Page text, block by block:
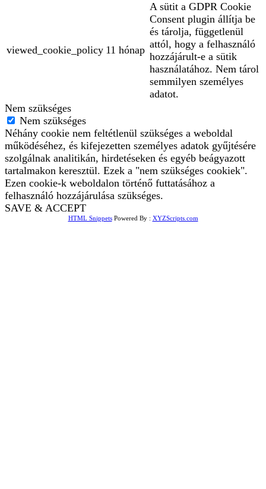
viewed_cookie_policy 11 hónap
A sütit a GDPR Cookie
Consent plugin állítja be
és tárolja, függetlenül
attól, hogy a felhasználó
hozzájárult-e a sütik
használatához. Nem tárol
semmilyen személyes
adatot.
Nem szükséges
Nem szükséges
Néhány cookie nem feltétlenül szükséges a weboldal
működéséhez, és kifejezetten személyes adatok gyűjtésére
szolgálnak analitikán, hirdetéseken és egyéb beágyazott
tartalmakon keresztül. Ezek a "nem szükséges cookiek".
Ezen cookie-k weboldalon történő futtatásához a
felhasználó hozzájárulása szükséges.
SAVE & ACCEPT
HTML SnippetsPowered By : XYZScripts.com